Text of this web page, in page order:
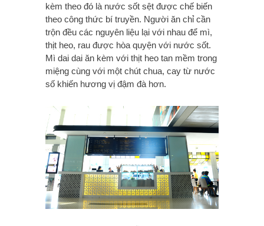
kèm theo đó là nước sốt sệt được chế biến
theo công thức bí truyền. Người ăn chỉ cần
trộn đều các nguyên liệu lại với nhau để mì,
thịt heo, rau được hòa quyện với nước sốt.
Mì dai dai ăn kèm với thịt heo tan mềm trong
miệng cùng với một chút chua, cay từ nước
số khiến hương vị đậm đà hơn.